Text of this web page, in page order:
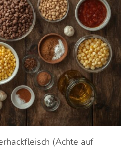
(Achte auf